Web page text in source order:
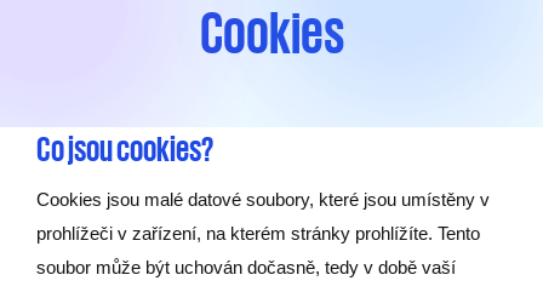
Cookies
Co jsou cookies?
Cookies jsou malé datové soubory, které jsou umístěny v
prohlížeči v zařízení, na kterém stránky prohlížíte. Tento
soubor může být uchován dočasně, tedy v době vaší